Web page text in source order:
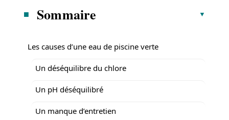
Sommaire
Les causes d’une eau de piscine verte
Un déséquilibre du chlore
Un pH déséquilibré
Un manque d’entretien